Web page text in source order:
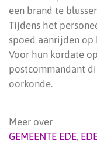
een brand te
Tijdens het
spoed aanrijden
Voor hun kordate
postcommandant
oorkonde.
Meer over
GEMEENTE EDE,